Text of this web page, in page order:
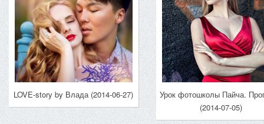
LOVE-story by Влада (2014-06-27)
Урок фотошколы Пайча.
(2014-07-05)